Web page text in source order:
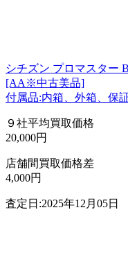
シチズン プロマスター
[AA※中古美品]
付属品:内箱、外箱、保
９社平均買取価格
20,000円
店舗間買取価格差
4,000円
査定日:2025年12月05日